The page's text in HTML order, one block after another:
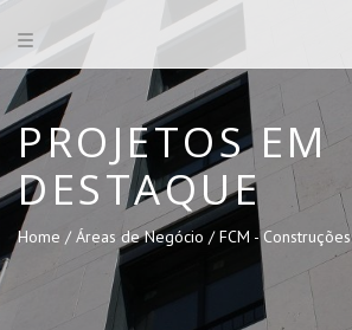
PROJETOS EM
DESTAQUE
Home / Áreas de Negócio /FCM - Construções